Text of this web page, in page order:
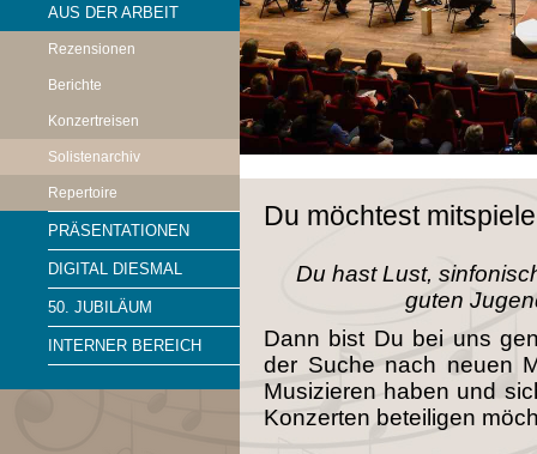
AUS DER ARBEIT
Rezensionen
Berichte
Konzertreisen
Solistenarchiv
Repertoire
PRÄSENTATIONEN
DIGITAL DIESMAL
50. JUBILÄUM
INTERNER BEREICH
Du möchtest
Du hast Lust,
guten
Dann bist Du bei uns
der Suche nach neuen
Musizieren haben und
Konzerten beteiligen